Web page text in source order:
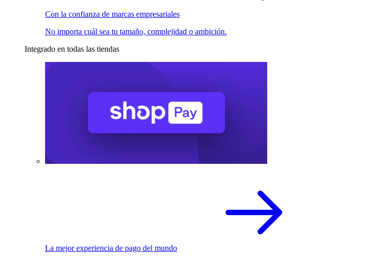
Con la confianza de marcas empresariales
No importa cuál sea tu tamaño, complejidad o ambición.
Integrado en todas las tiendas
La mejor experiencia de pago del mundo